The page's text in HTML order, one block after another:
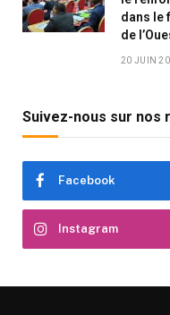
dans le
de
20 JUIN
Suivez-nous sur nos
Facebook
Instagram